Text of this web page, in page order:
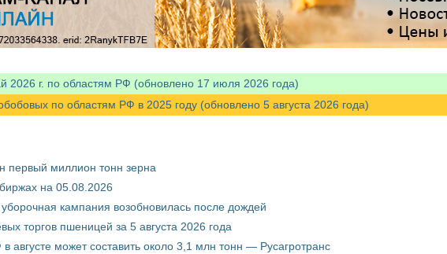
г. по областям РФ (обновлено 17 июля 2026 года)
по областям РФ в 2025 году (обновлено 5 августа 2026 года)
первый миллион тонн зерна
на 05.08.2026
кампания возобновилась после дождей
торгов пшеницей за 5 августа 2026 года
августе может составить около 3,1 млн тонн — Русагротранс